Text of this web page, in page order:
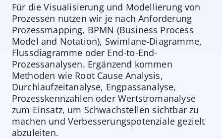
Für die Visualisierung und Modellierung von
Prozessen nutzen wir je nach Anforderung
Prozessmapping, BPMN (Business Process
Model and Notation), Swimlane-Diagramme,
Flussdiagramme oder End-to-End-
Prozessanalysen. Ergänzend kommen
Methoden wie Root Cause Analysis,
Durchlaufzeitanalyse, Engpassanalyse,
Prozesskennzahlen oder Wertstromanalyse
zum Einsatz, um Schwachstellen sichtbar zu
machen und Verbesserungspotenziale gezielt
abzuleiten.